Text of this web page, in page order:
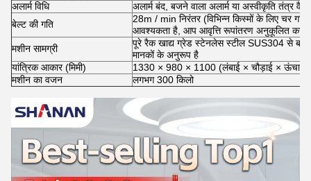
अलार्म विधि
अलार्म बंद, बजने वाला अलार्म या अस्वीकृति तंत्र
बेल्ट की गति
28m / min निरंतर (विभिन्न किस्मों के लिए चर
आवश्यकता है, आप आवृत्ति रूपांतरण अनुकूलित कर
मशीन सामग्री
पूरे रैक खाद्य ग्रेड स्टेनलेस स्टील SUS304 से बना
मानकों के अनुरूप है
यांत्रिक आकार (मिमी)
1330 × 980 × 1100 (लंबाई × चौड़ाई × ऊंचाई)
मशीन का वजन
लगभग 300 किलो